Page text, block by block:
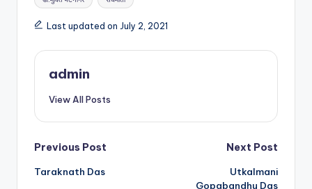
Last updated on July 2, 2021
admin
View All Posts
Post
navigation
Previous Post
Taraknath Das
Next Post
Utkalmani
Gopabandhu Das